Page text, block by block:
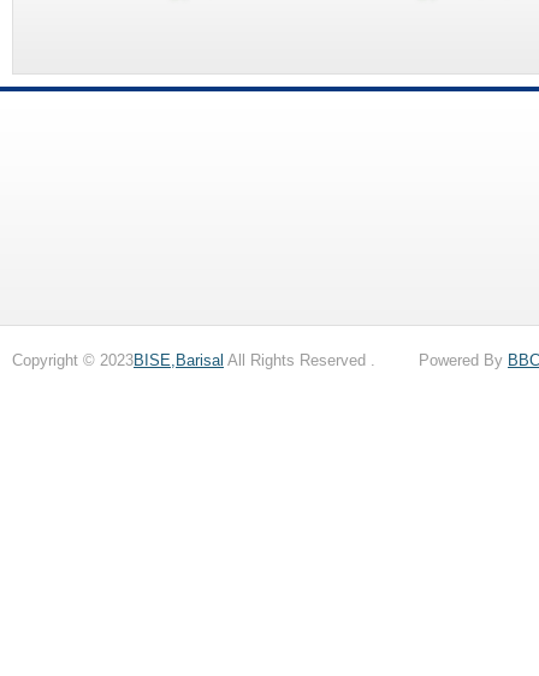
Copyright © 2023BISE,Barisal All Rights Reserved . Powered By